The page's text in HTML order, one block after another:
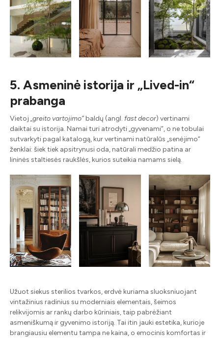
5. Asmeninė istorija ir „Lived-in“
prabanga
Vietoj „greito vartojimo”baldų (angl. fast decor) vertinami
daiktai su istorija. Namai turi atrodyti „gyvenami“, o ne tobulai
sutvarkyti pagal katalogą, kur vertinami natūralūs „senėjimo“
ženklai: šiek tiek apsitrynusi oda, natūrali medžio patina ar
lininės staltiesės raukšlės, kurios suteikia namams sielą.
Užuot siekus sterilios tvarkos, erdvė kuriama sluoksniuojant
vintažinius radinius su moderniais elementais, šeimos
relikvijomis ar rankų darbo kūriniais, taip pabrėžiant
asmeniškumą ir gyvenimo istoriją. Tai itin jauki estetika, kurioje
brangiausiu elementu tampa ne kaina, o emocinis komfortas ir